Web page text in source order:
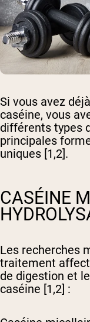
Si vous avez
caséine, vous
différents types
principales
uniques [1,2].
CASÉINE
Les recherches
traitement
de digestion et
caséine [1,2] :